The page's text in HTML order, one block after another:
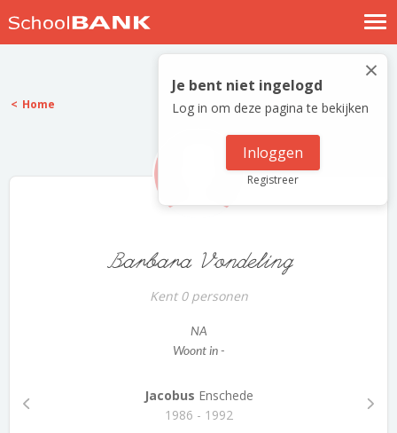
Nostalgische verhalen
Log in
Meld je gratis aan
×
Je bent niet ingelogd
Log in om deze pagina te bekijken
Inloggen
Registreer
Home
Barbara Vondeling
Kent 0 personen
NA
Woont in -
Jacobus Enschede
1986 - 1992